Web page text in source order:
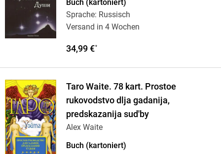
Buch (kartoniert)
Sprache: Russisch
Versand in 4 Wochen
34,99 €*
Taro Waite. 78 kart. Prostoe
rukovodstvo dlja gadanija,
predskazanija sud'by
Alex Waite
Buch (kartoniert)